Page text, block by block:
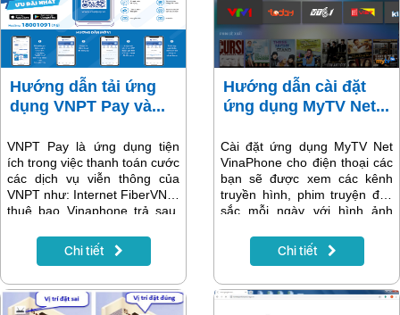
Hướng dẫn tải ứng
dụng VNPT Pay và...
VNPT Pay là ứng dụng tiện
ích trong việc thanh toán cước
các dịch vụ viễn thông của
VNPT như: Internet FiberVNN,
thuê bao Vinaphone trả sau,
MyTV... Bài viết sau sẽ hướng
dẫn chi tiết cách tải và thanh
VNPT Pay.
Chi tiết
Hướng dẫn cài đặt
ứng dụng MyTV Net...
Cài đặt ứng dụng MyTV Net
VinaPhone cho điện thoại các
bạn sẽ được xem các kênh
truyền hình, phim truyện đặc
sắc mỗi ngày với hình ảnh
dụng hỗ trợ cho các thiết bị
Smartphone có hệ điều hành
Để sử dụng được các tính
Chi tiết